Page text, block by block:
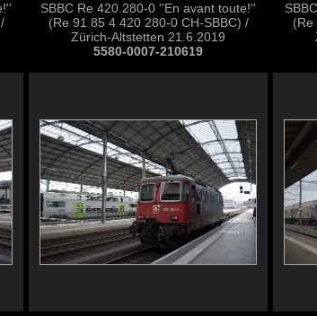
SBBC Re 420.280-0 ''En avant toute!''
(Re 91 85 4 420 280-0 CH-SBBC) /
Zürich-Altstetten 21.6.2019
5580-0007-210619
(Re